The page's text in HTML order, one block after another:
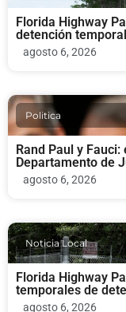
Florida Highway
detención
agosto 6, 2026
Politica
Rand Paul y
Departamento de
agosto 6, 2026
Noticia Local
Florida Highway
temporales de
agosto 6, 2026